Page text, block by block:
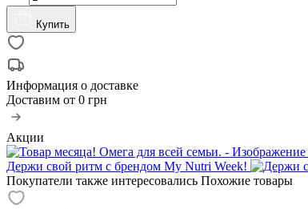
Купить
Информация о доставке
Доставим от 0 грн
Акции
Держи свой ритм с брендом My Nutri Week!
Покупатели также интересовались Похожие товары